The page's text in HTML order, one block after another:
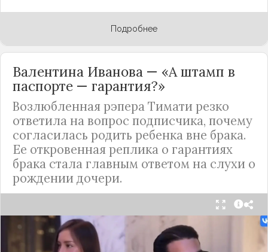
Подробнее
Валентина Иванова — «А штамп в
паспорте — гарантия?»
Возлюбленная рэпера Тимати резко
ответила на вопрос подписчика, почему
согласилась родить ребенка вне брака.
Ее откровенная реплика о гарантиях
брака стала главным ответом на слухи о
рождении дочери.
Валентина Иванова, избранница рэпера Тимати,
публично ответила на бестактный вопрос о
своем решении родить ребенка вне